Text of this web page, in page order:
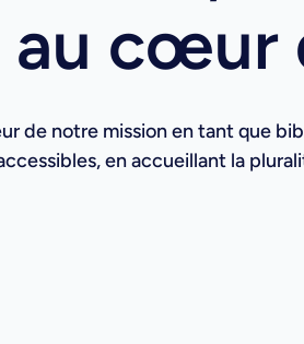
au cœur
de notre mission en tant que
en accueillant la